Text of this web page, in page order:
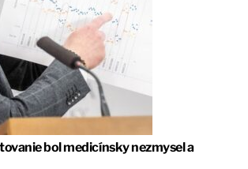
bol medicínsky nezmysel a